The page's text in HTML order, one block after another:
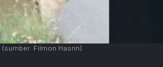
(sumber: Filmon Hasrin)